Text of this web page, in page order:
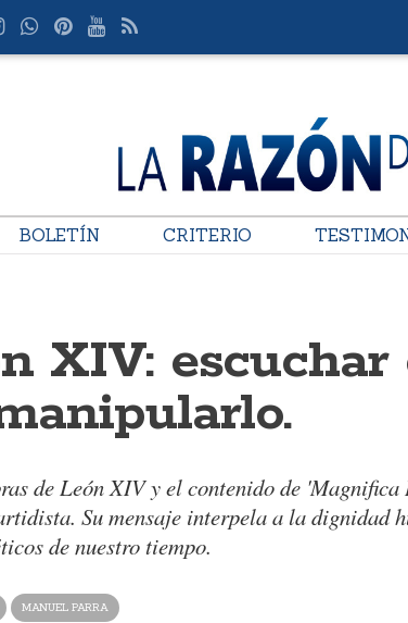
BOLETÍN CRITERIO
XIV: escuchar
de León XIV y el contenido de
Su mensaje interpela a la dignidad
de nuestro tiempo.
MANUEL PARRA